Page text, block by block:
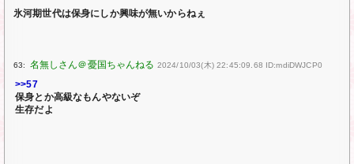
氷河期世代は保身にしか興味が無いからねぇ
63: 2024/10/03(木) 22:45:09.68 ID:mdiDWJCP0
>>57
保身とか高級なもんやないぞ
生存だよ